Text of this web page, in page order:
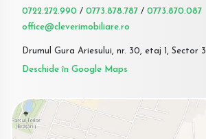
0722.272.990 / 0773.878.787 / 0773.870.087
office@cleverimobiliare.ro
Drumul Gura Ariesului, nr. 30, etaj 1, Sector 3
Deschide în Google Maps